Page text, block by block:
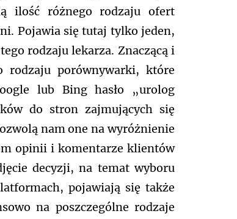
ilość różnego rodzaju ofert
Pojawia się tutaj tylko jeden,
rodzaju lekarza. Znaczącą i
rodzaju porównywarki, które
lub Bing hasło „urolog
do stron zajmujących się
nam one na wyróżnienie
opinii i komentarze klientów
decyzji, na temat wyboru
pojawiają się także
na poszczególne rodzaje